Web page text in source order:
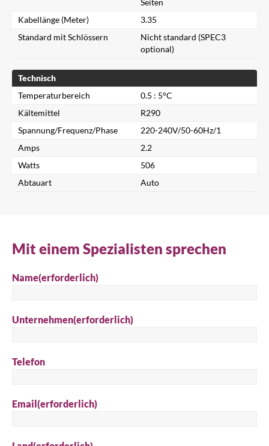
Nach einem Produkt suchen...
Kabellänge (Meter)
3.35
Standard mit Schlössern
Nicht standard (SPEC3
optional)
Technisch
Temperaturbereich
0.5 : 5°C
Kältemittel
R290
Spannung/Frequenz/Phase
220-240V/50-60Hz/1
Amps
2.2
Watts
506
Abtauart
Auto
Mit einem Spezialisten sprechen
Name(erforderlich)
Unternehmen(erforderlich)
Telefon
Email(erforderlich)